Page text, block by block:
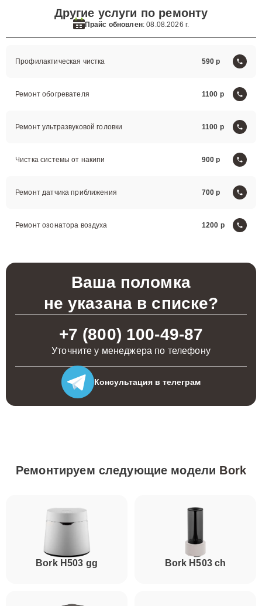
Другие услуги по ремонту
Прайс обновлен: 08.08.2026 г.
Профилактическая чистка 590
Ремонт обогревателя 1100
Ремонт ультразвуковой головки 1100
Чистка системы от накипи 900
Ремонт датчика приближения 700
Ремонт озонатора воздуха 1200
Ваша поломка
не указана в списке?
+7 (800) 100-49-87
Уточните у менеджера по телефону
Консультация в телеграм
Ремонтируем следующие модели Bork
Bork H503 gg Bork H503 ch